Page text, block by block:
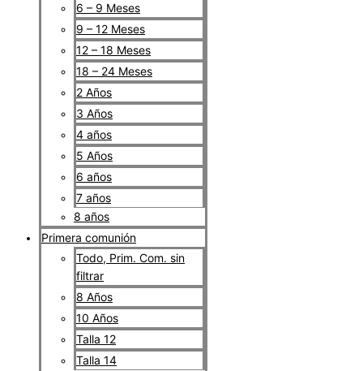
6 – 9 Meses
9 – 12 Meses
12 – 18 Meses
18 – 24 Meses
2 Años
3 Años
4 años
5 Años
6 años
7 años
8 años
Primera comunión
Todo, Prim. Com. sin
filtrar
8 Años
10 Años
Talla 12
Talla 14